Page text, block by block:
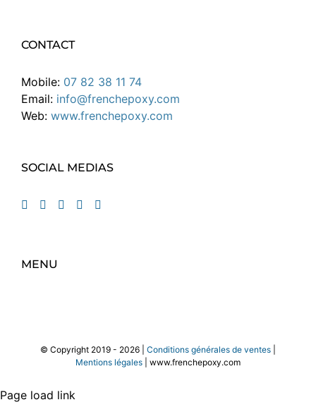
CONTACT
Mobile: 07 82 38 11 74
Email: info@frenchepoxy.com
Web: www.frenchepoxy.com
SOCIAL MEDIAS
MENU
© Copyright 2019 - 2026 | Conditions générales de ventes
Mentions légales | www.frenchepoxy.com
Page load link